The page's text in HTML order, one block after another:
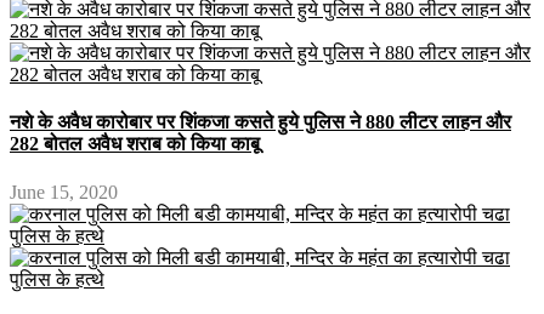
नशे के अवैध कारोबार पर शिंकजा कसते हुये पुलिस ने 880 लीटर लाहन और
282 बोतल अवैध शराब को किया काबू
June 15, 2020